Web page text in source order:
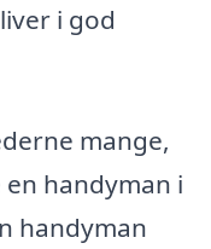
i god
mange,
handyman i
handyman